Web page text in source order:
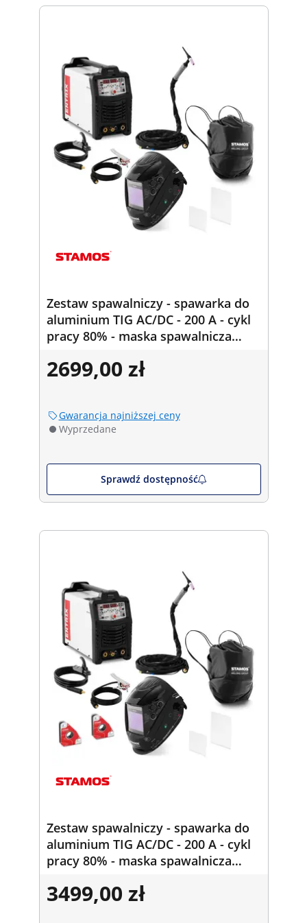
Zestaw spawalniczy - spawarka do
aluminium TIG AC/DC - 200 A - cykl
pracy 80% - maska spawalnicza
2699,00 zł
Gwarancja najniższej ceny
Wyprzedane
Sprawdź dostępność
Zestaw spawalniczy - spawarka do
aluminium TIG AC/DC - 200 A - cykl
pracy 80% - maska spawalnicza
spawalnicze - 30/45/60/90° - 15 kg
3499,00 zł